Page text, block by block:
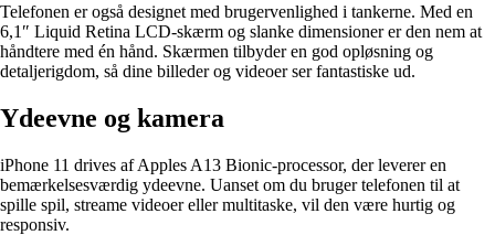
Telefonen er også designet med brugervenlighed i tankerne. Med en
6,1″ Liquid Retina LCD-skærm og slanke dimensioner er den nem at
håndtere med én hånd. Skærmen tilbyder en god opløsning og
detaljerigdom, så dine billeder og videoer ser fantastiske ud.
Ydeevne og kamera
iPhone 11 drives af Apples A13 Bionic-processor, der leverer en
bemærkelsesværdig ydeevne. Uanset om du bruger telefonen til at
spille spil, streame videoer eller multitaske, vil den være hurtig og
responsiv.